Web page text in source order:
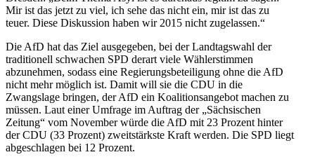
Mir ist das jetzt zu viel, ich sehe das nicht ein, mir ist das zu
teuer. Diese Diskussion haben wir 2015 nicht zugelassen.“
Die AfD hat das Ziel ausge­geben, bei der Landtagswahl der
tradi­tionell schwachen SPD derart viele Wähler­stimmen
abzunehmen, sodass eine Regie­rungs­be­tei­ligung ohne die AfD
nicht mehr möglich ist. Damit will sie die CDU in die
Zwangslage bringen, der AfD ein Koali­ti­ons­an­gebot machen zu
müssen. Laut einer Umfrage im Auftrag der „Sächsi­schen
Zeitung“ vom November würde die AfD mit 23 Prozent hinter
der CDU (33 Prozent) zweit­stärkste Kraft werden. Die SPD liegt
abgeschlagen bei 12 Prozent.